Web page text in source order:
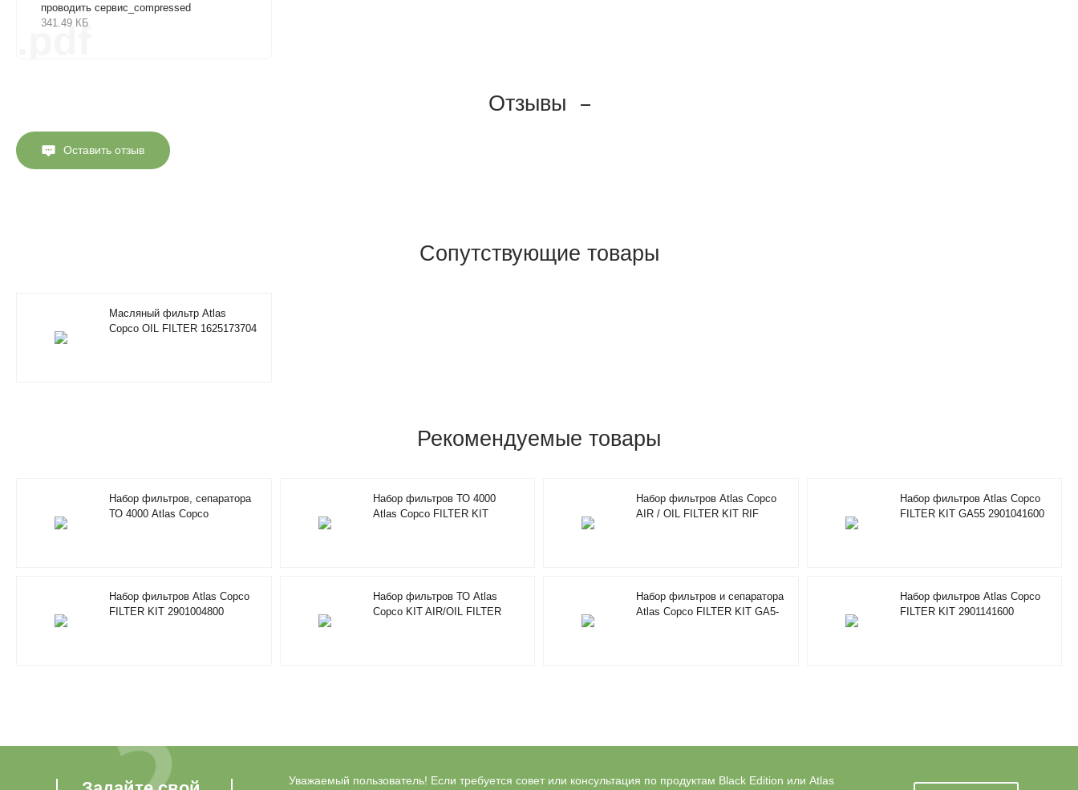
проводить сервис_compressed
341.49 КБ
.pdf
Отзывы
Оставить отзыв
Сопутствующие товары
Масляный фильтр Atlas
Copco OIL FILTER 1625173704
Рекомендуемые товары
Набор фильтров, сепаратора
ТО 4000 Atlas Copco
Набор фильтров ТО 4000
Atlas Copco FILTER KIT
Набор фильтров Atlas Copco
AIR / OIL FILTER KIT RIF
Набор фильтров Atlas Copco
FILTER KIT GA55 2901041600
Набор фильтров Atlas Copco
FILTER KIT 2901004800
Набор фильтров ТО Atlas
Copco KIT AIR/OIL FILTER
Набор фильтров и сепаратора
Atlas Copco FILTER KIT GA5-
Набор фильтров Atlas Copco
FILTER KIT 2901141600
Уважаемый пользователь! Если требуется совет или консультация по продуктам Black Edition или Atlas